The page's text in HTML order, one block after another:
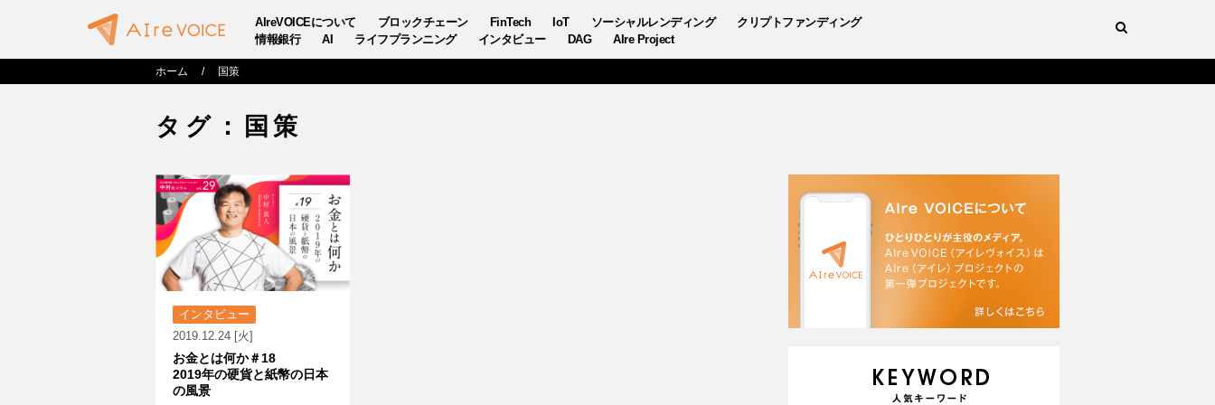
AIreVOICEについて ブロックチェーン FinTech IoT ソーシャルレンディング
クリプトファンディング
情報銀行
AI ライフプランニング インタビュー DAG AIre Project
ホーム 国策
タグ：国策
インタビュー
2019.12.24 [火]
お金とは何か＃18
2019年の硬貨と紙幣の日本
の風景